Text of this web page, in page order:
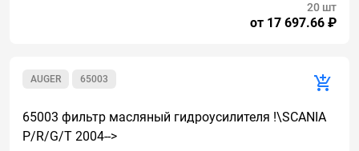
от 17 697.66 ₽
20 шт
65003
AUGER
65003 фильтр масляный гидроусилителя !\SCANIA
P/R/G/T 2004-->